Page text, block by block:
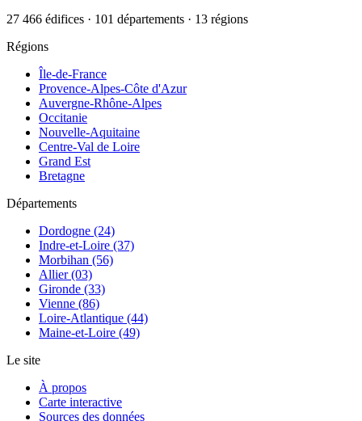
27 466 édifices · 101 départements · 13 régions
Régions
Île-de-France
Provence-Alpes-Côte d'Azur
Auvergne-Rhône-Alpes
Occitanie
Nouvelle-Aquitaine
Centre-Val de Loire
Grand Est
Bretagne
Départements
Dordogne (24)
Indre-et-Loire (37)
Morbihan (56)
Allier (03)
Gironde (33)
Vienne (86)
Loire-Atlantique (44)
Maine-et-Loire (49)
Le site
À propos
Carte interactive
Sources des données